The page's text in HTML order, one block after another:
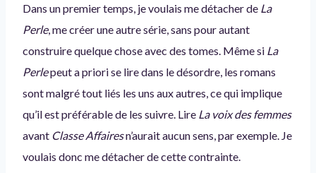
Dans un premier temps, je voulais me détacher de La
Perle, me créer une autre série, sans pour autant
construire quelque chose avec des tomes. Même si La
Perlepeut a priori se lire dans le désordre, les romans
sont malgré tout liés les uns aux autres, ce qui implique
qu’il est préférable de les suivre. Lire La voix des femmes
avant Classe Affairesn’aurait aucun sens, par exemple. Je
voulais donc me détacher de cette contrainte.